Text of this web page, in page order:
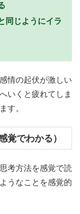
同じようにイラ
情の起伏が激しい
いくと疲れてしま
す。
覚でわかる）
考方法を感覚で読
うなことを感覚的